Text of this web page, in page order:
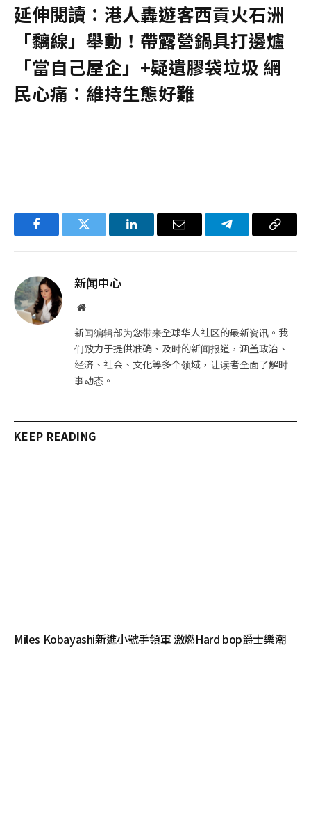
延伸閱讀：港人轟遊客西貢火石洲
「黐線」舉動！帶露營鍋具打邊爐
「當自己屋企」+疑遺膠袋垃圾 網
民心痛：維持生態好難
FacebookTwitter LinkedIn电
Telegram复
新闻中心
网
新闻编辑部为您带来全球华人社区的最新资讯。我
们致力于提供准确、及时的新闻报道，涵盖政治、
经济、社会、文化等多个领域，让读者全面了解时
事动态。
KEEP READING
Miles Kobayashi新進小號手領軍 激燃Hard bop爵士樂潮